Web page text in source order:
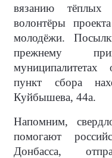
вязанию тёплых
волонтёры
молодёжи.
прежнему
пункт сбора
Куйбышева, 44а.
Напомним,
помогают
Донбасса,